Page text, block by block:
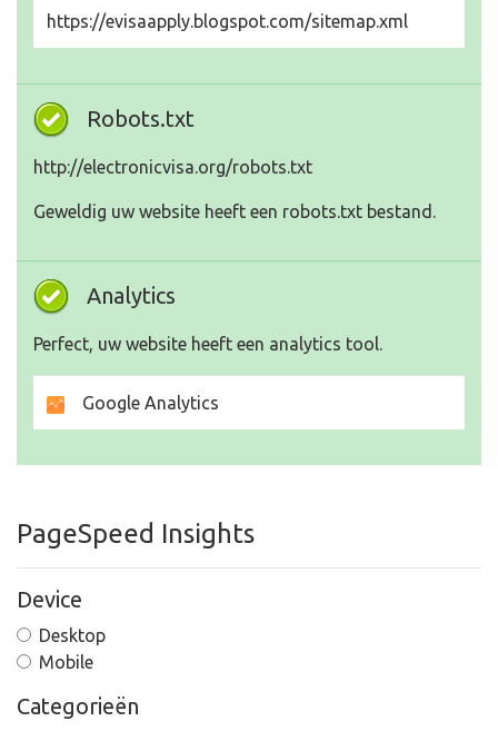
https://evisaapply.blogspot.com/sitemap.xml
Robots.txt
http://electronicvisa.org/robots.txt
Geweldig uw website heeft een robots.txt bestand.
Analytics
Perfect, uw website heeft een analytics tool.
Google Analytics
PageSpeed Insights
Device
Desktop
Mobile
Categorieën